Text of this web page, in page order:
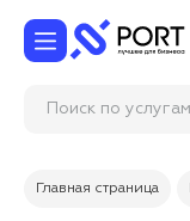
По
Главная страница